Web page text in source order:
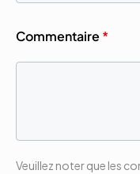
Commentaire *
Veuillez noter que les